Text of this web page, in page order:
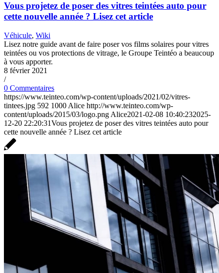
Vous projetez de poser des vitres teintées auto pour
cette nouvelle année ? Lisez cet article
Véhicule, Wiki
Lisez notre guide avant de faire poser vos films solaires pour vitres
teintées ou vos protections de vitrage, le Groupe Teintéo a beaucoup
à vous apporter.
8 février 2021
/
0 Commentaires
https://www.teinteo.com/wp-content/uploads/2021/02/vitres-
tintees.jpg 592 1000 Alice http://www.teinteo.com/wp-
content/uploads/2015/03/logo.png Alice2021-02-08 10:40:232025-
12-20 22:20:31Vous projetez de poser des vitres teintées auto pour
cette nouvelle année ? Lisez cet article